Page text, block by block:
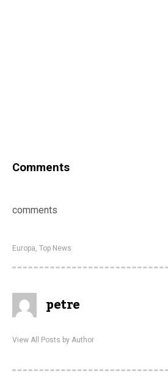
Comments
comments
Europa, Top News
petre
View All Posts by Author